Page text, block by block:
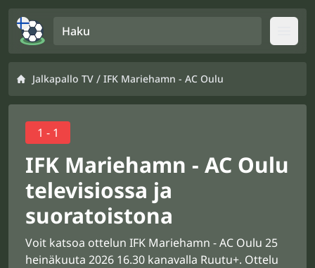
Jalkapallo TV / IFK Mariehamn - AC Oulu
1 - 1
IFK Mariehamn - AC Oulu
televisiossa ja
suoratoistona
Voit katsoa ottelun IFK Mariehamn - AC Oulu 25
heinäkuuta 2026 16.30 kanavalla Ruutu+. Ottelu